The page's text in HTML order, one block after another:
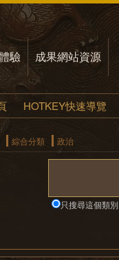
驗 成果網站資源
HOTKEY快速導覽
綜合分類 政治
只搜尋這個類別